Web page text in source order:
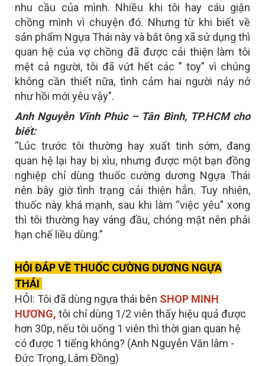
nhu cầu của mình. Nhiều khi tôi hay cáu giận
chồng mình vì chuyện đó. Nhưng từ khi biết về
sản phẩm Ngựa Thái này và bắt ông xã sử dụng thì
quan hệ của vợ chồng đã được cải thiện làm tôi
mệt cả người, tôi đã vứt hết các " toy" vì chúng
không cần thiết nữa, tình cảm hai người nảy nở
như hồi mới yêu vậy".
Anh Nguyễn Vĩnh Phúc – Tân Bình, TP.HCM cho
biết:
“Lúc trước tôi thường hay xuất tinh sớm, đang
quan hệ lại hay bị xìu, nhưng được một bạn đồng
nghiệp chỉ dùng thuốc cường dương Ngựa Thái
nên bây giờ tình trạng cải thiện hẳn. Tuy nhiên,
thuốc này khá mạnh, sau khi làm “việc yêu” xong
thì tôi thường hay váng đầu, chóng mặt nên phải
hạn chế liều dùng.”
HỎI ĐÁP VỀ THUỐC CƯỜNG DƯƠNG NGỰA
THÁI
HỎI: Tôi đã dùng ngựa thái bên SHOP MINH
HƯƠNG, tôi chỉ dùng 1/2 viên thấy hiệu quả được
hơn 30p, nếu tôi uống 1 viên thì thời gian quan hệ
có được 1 tiếng không? (Anh Nguyễn Văn lâm -
Đức Trọng, Lâm Đồng)